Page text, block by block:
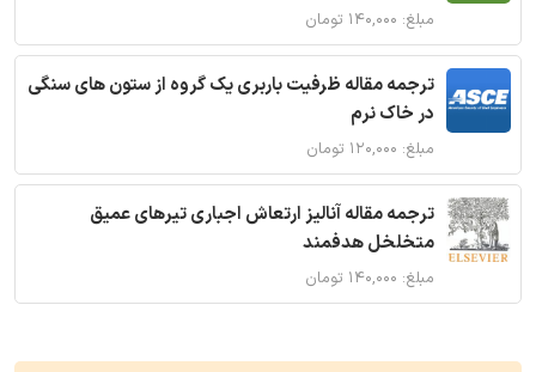
مبلغ: ۱۴۰,۰۰۰ تومان
ترجمه مقاله ظرفیت باربری یک گروه از ستون های سنگی
در خاک نرم
مبلغ: ۱۲۰,۰۰۰ تومان
ترجمه مقاله آنالیز ارتعاش اجباری تیرهای عمیق
متخلخل هدفمند
مبلغ: ۱۴۰,۰۰۰ تومان